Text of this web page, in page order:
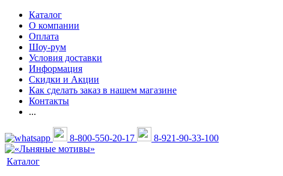
Каталог
О компании
Оплата
Шоу-рум
Условия доставки
Информация
Скидки и Акции
Как сделать заказ в нашем магазине
Контакты
...
8-800-550-20-17 8-921-90-33-100
Каталог